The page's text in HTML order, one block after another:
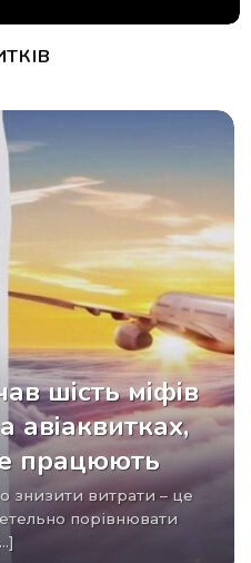
шість міфів
авіаквитках,
працюють
порівнювати